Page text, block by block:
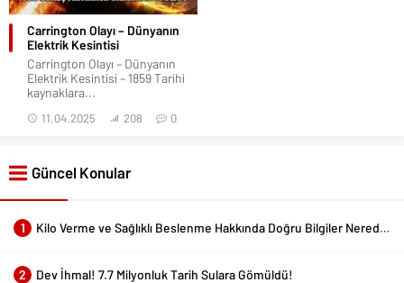
Carrington Olayı – Dünyanın
Elektrik Kesintisi
Carrington Olayı – Dünyanın
Elektrik Kesintisi – 1859 Tarihi
kaynaklara...
11.04.2025 208 0
Güncel Konular
1 Kilo Verme ve Sağlıklı Beslenme Hakkında Doğru Bilgiler Nerede Bulunur?
2 Dev İhmal! 7.7 Milyonluk Tarih Sulara Gömüldü!